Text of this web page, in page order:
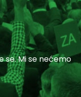
se. Mi se nećemo